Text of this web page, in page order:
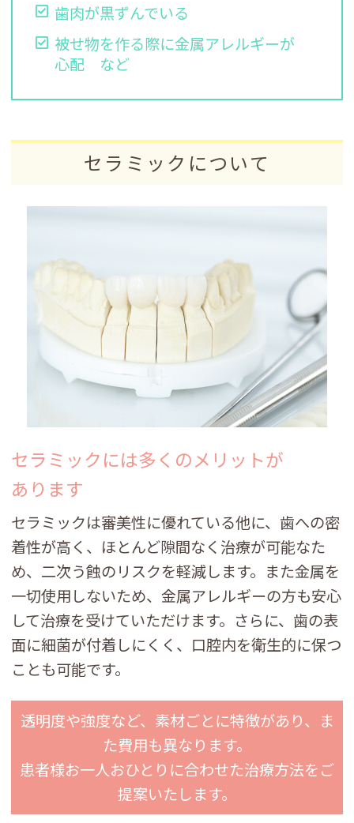
歯肉が黒ずんでいる
被せ物を作る際に金属アレルギーが
心配 など
セラミックについて
セラミックには多くのメリットが
あります
セラミックは審美性に優れている他に、歯への密
着性が高く、ほとんど隙間なく治療が可能なた
め、二次う蝕のリスクを軽減します。また金属を
一切使用しないため、金属アレルギーの方も安心
して治療を受けていただけます。さらに、歯の表
面に細菌が付着しにくく、口腔内を衛生的に保つ
ことも可能です。
透明度や強度など、素材ごとに特徴があり、ま
た費用も異なります。
患者様お一人おひとりに合わせた治療方法をご
提案いたします。